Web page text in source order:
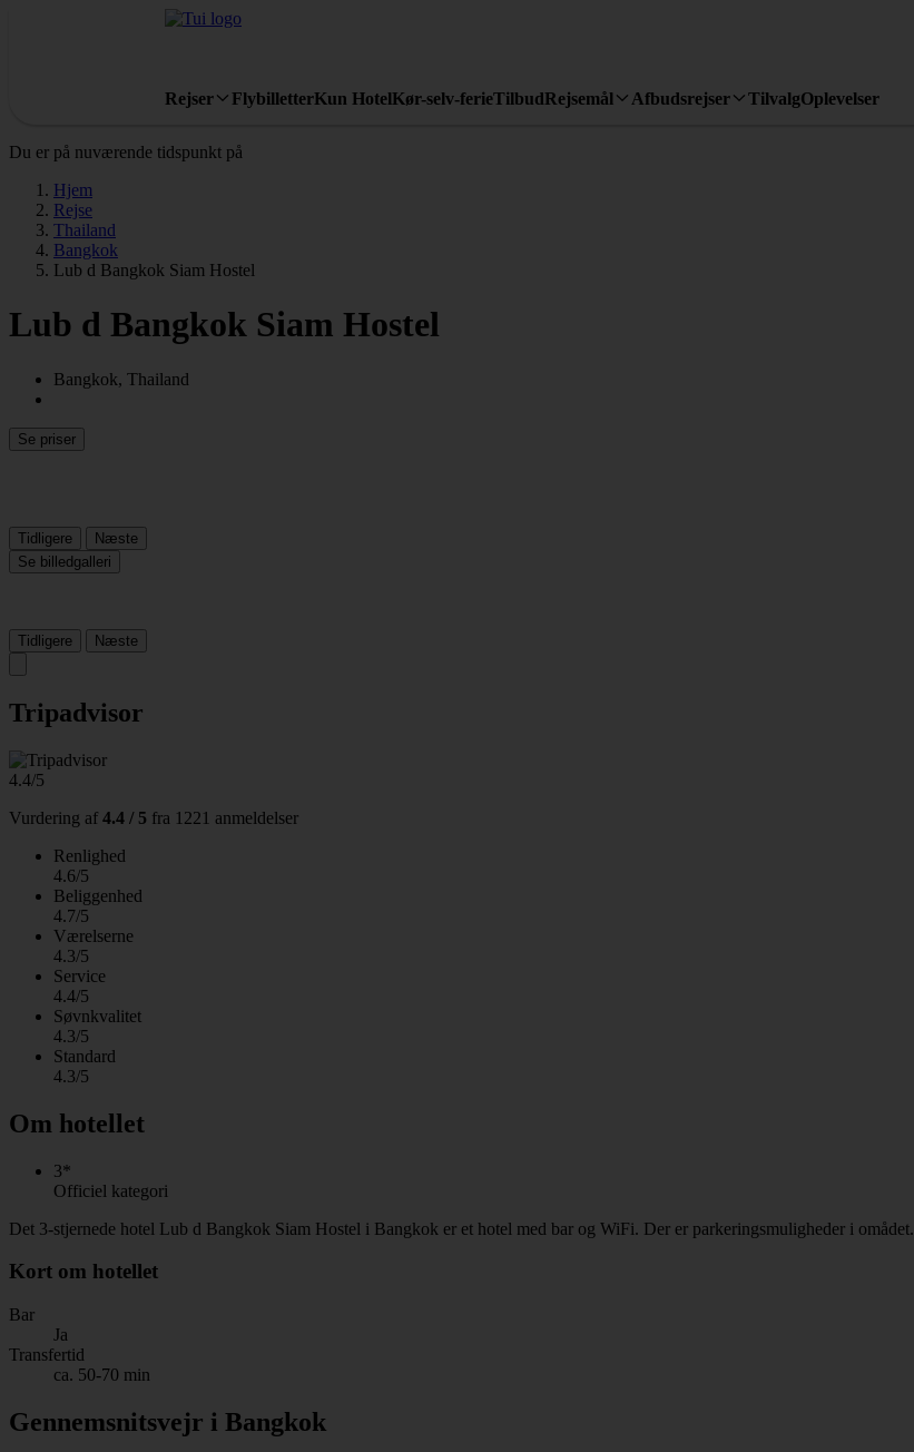
Rejser FlybilletterKun HotelKør-selv-ferieTilbudRejsemål Afbudsrejser TilvalgOplevelser
Du er på nuværende tidspunkt på
Hjem
Rejse
Thailand
Bangkok
Lub d Bangkok Siam Hostel
Lub d Bangkok Siam Hostel
Bangkok, Thailand
Se priser
Tidligere
Næste
Se billedgalleri
Tidligere Næste
Tripadvisor
4.4/5
Vurdering af 4.4 / 5 fra 1221 anmeldelser
Renlighed
4.6/5
Beliggenhed
4.7/5
Værelserne
4.3/5
Service
4.4/5
Søvnkvalitet
4.3/5
Standard
4.3/5
Om hotellet
3*
Officiel kategori
Det 3-stjernede hotel Lub d Bangkok Siam Hostel i Bangkok er et hotel med bar og WiFi. Der er parkeringsmuligheder i omådet.
Kort om hotellet
Bar
Ja
Transfertid
ca. 50-70 min
Gennemsnitsvejr i Bangkok